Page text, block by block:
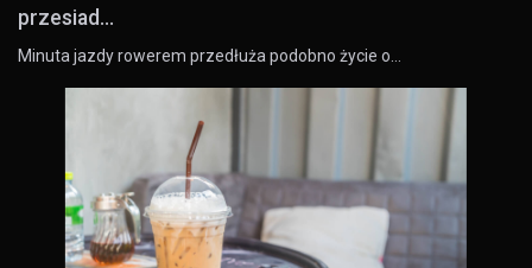
przesiad...
Minuta jazdy rowerem przedłuża podobno życie o…